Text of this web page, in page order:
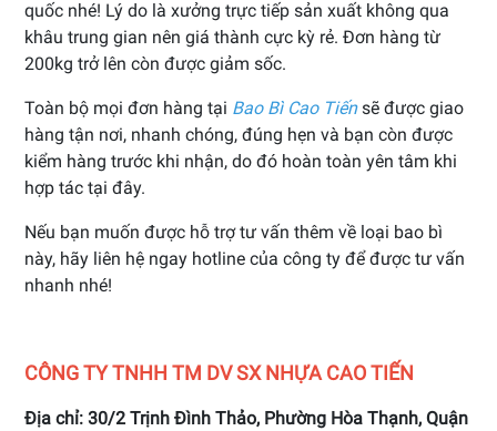
quốc nhé! Lý do là xưởng trực tiếp sản xuất không qua
khâu trung gian nên giá thành cực kỳ rẻ. Đơn hàng từ
200kg trở lên còn được giảm sốc.
Toàn bộ mọi đơn hàng tại Bao Bì Cao Tiếnsẽ được giao
hàng tận nơi, nhanh chóng, đúng hẹn và bạn còn được
kiểm hàng trước khi nhận, do đó hoàn toàn yên tâm khi
hợp tác tại đây.
Nếu bạn muốn được hỗ trợ tư vấn thêm về loại bao bì
này, hãy liên hệ ngay hotline của công ty để được tư vấn
nhanh nhé!
CÔNG TY TNHH TM DV SX NHỰA CAO TIẾN
Địa chỉ: 30/2 Trịnh Đình Thảo, Phường Hòa Thạnh, Quận